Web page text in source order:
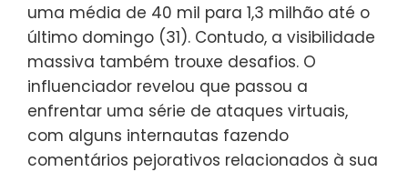
uma média de 40 mil para 1,3 milhão até o
último domingo (31). Contudo, a visibilidade
massiva também trouxe desafios. O
influenciador revelou que passou a
enfrentar uma série de ataques virtuais,
com alguns internautas fazendo
comentários pejorativos relacionados à sua